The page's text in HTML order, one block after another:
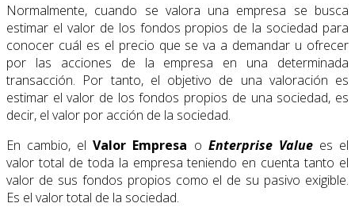
Normalmente, cuando se valora una empresa se busca
estimar el valor de los fondos propios de la sociedad para
conocer cuál es el precio que se va a demandar u ofrecer
por las acciones de la empresa en una determinada
transacción. Por tanto, el objetivo de una valoración es
estimar el valor de los fondos propios de una sociedad, es
decir, el valor por acción de la sociedad.
En cambio, elValor Empresa o Enterprise Valuees el
valor total de toda la empresa teniendo en cuenta tanto el
valor de sus fondos propios como el de su pasivo exigible.
Es el valor total de la sociedad.